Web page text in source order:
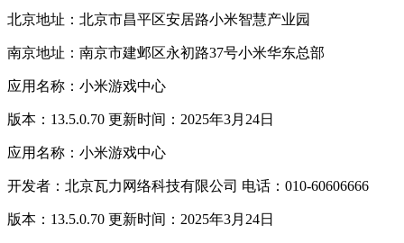
北京地址：北京市昌平区安居路小米智慧产业园
南京地址：南京市建邺区永初路37号小米华东总部
应用名称：小米游戏中心
版本：13.5.0.70 更新时间：2025年3月24日
应用名称：小米游戏中心
开发者：北京瓦力网络科技有限公司 电话：010-60606666
版本：13.5.0.70 更新时间：2025年3月24日